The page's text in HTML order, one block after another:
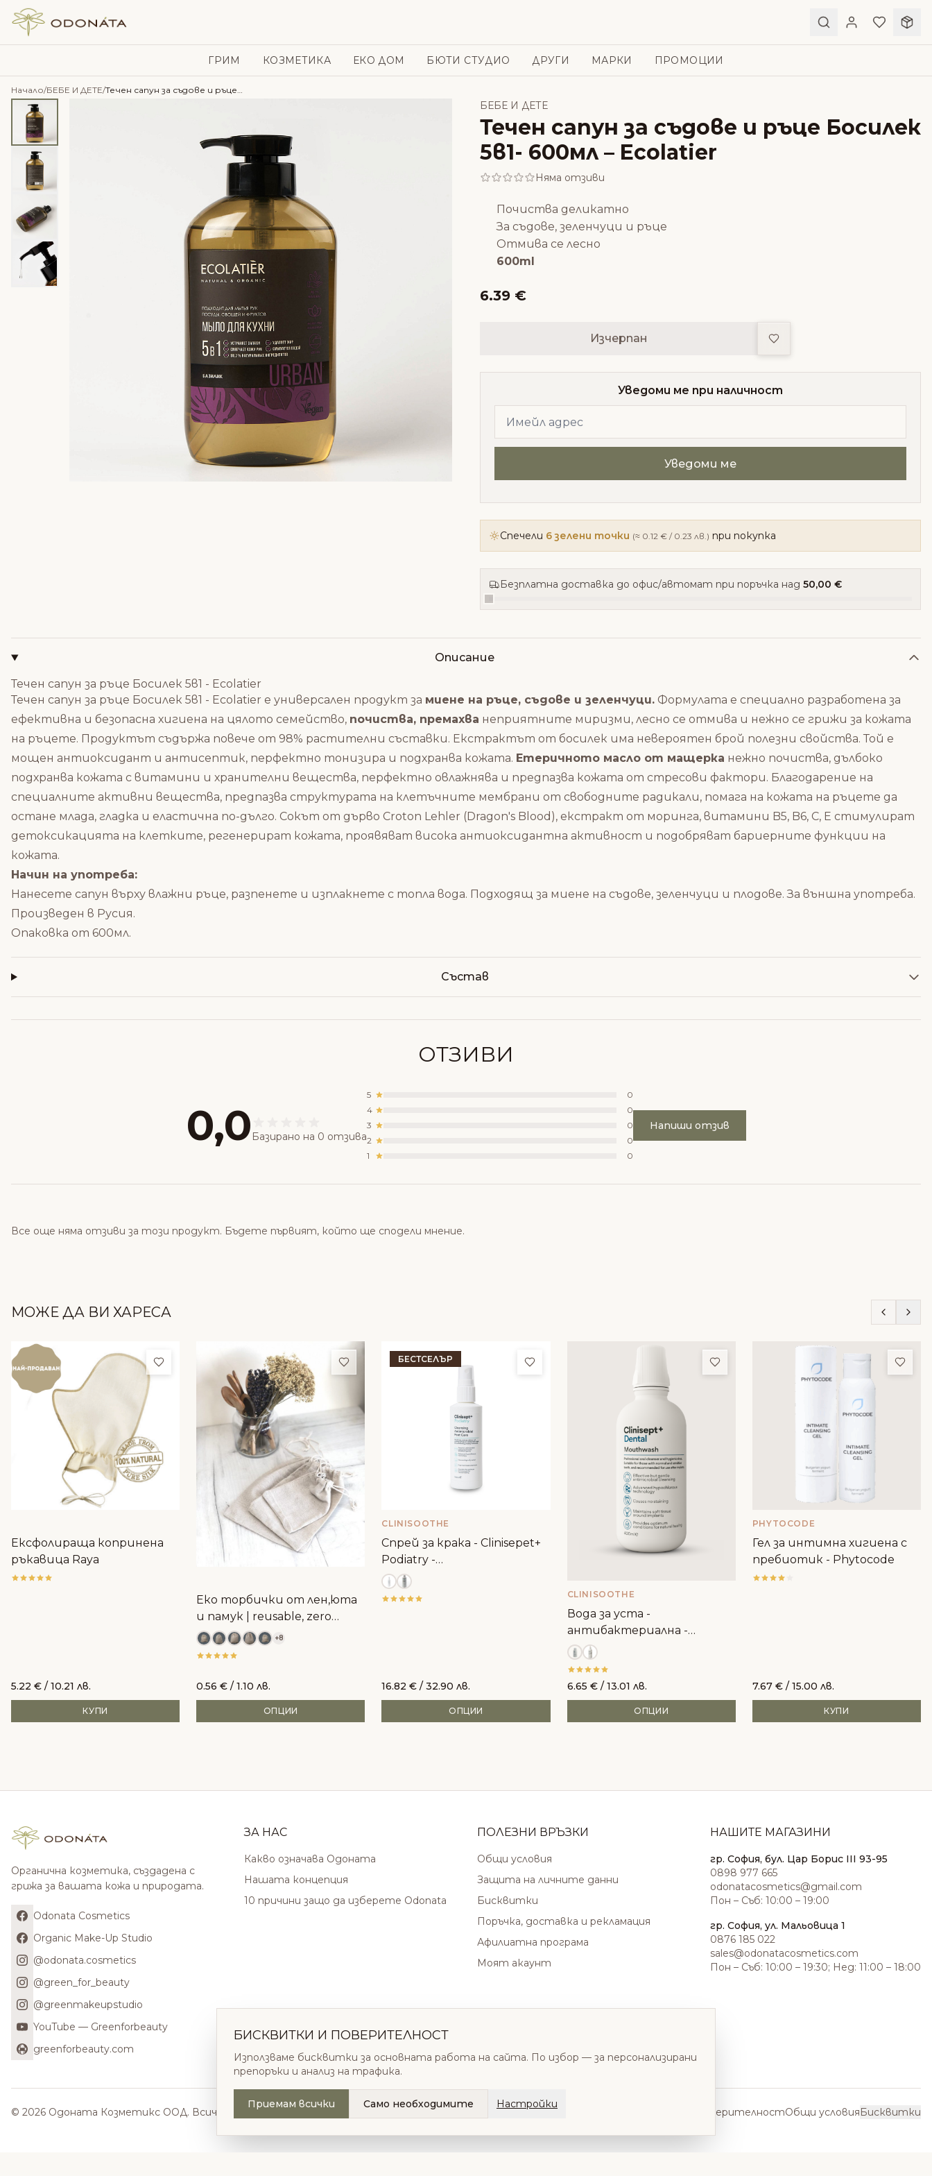
Skip to content
ГРИМ КОЗМЕТИКА ЕКО ДОМ БЮТИ СТУДИО ДРУГИ МАРКИ ПРОМОЦИИ
Начало/БЕБЕ И ДЕТЕ/ Течен сапун за съдове и ръце Босилек 5в1- 600мл – Ecolatier
БЕБЕ И ДЕТЕ
Течен сапун за съдове и ръце Босилек
5в1- 600мл – Ecolatier
Няма отзиви
Почиства деликатно
За съдове, зеленчуци и ръце
Отмива се лесно
600ml
6.39 €
Изчерпан Добави в любими
Уведоми ме при наличност
Спечели 6 зелени точки (≈ 0.12 € / 0.23 лв.) при покупка
Безплатна доставка до офис/автомат при поръчка над 50,00 €
Описание
Течен сапун за ръце Босилек 5в1 - Ecolatier
Течен сапун за ръце Босилек 5в1 - Ecolatier е универсален продукт за миене на ръце, съдове и зеленчуци. Формулата е специално разработена за
ефективна и безопасна хигиена на цялото семейство, почиства, премахва неприятните миризми, лесно се отмива и нежно се грижи за кожата
на ръцете. Продуктът съдържа повече от 98% растителни съставки. Екстрактът от босилек има невероятен брой полезни свойства. Той е
мощен антиоксидант и антисептик, перфектно тонизира и подхранва кожата. Етеричното масло от мащерка нежно почиства, дълбоко
подхранва кожата с витамини и хранителни вещества, перфектно овлажнява и предпазва кожата от стресови фактори. Благодарение на
специалните активни вещества, предпазва структурата на клетъчните мембрани от свободните радикали, помага на кожата на ръцете да
остане млада, гладка и еластична по-дълго. Сокът от дърво Croton Lehler (Dragon's Blood), екстракт от моринга, витамини B5, B6, C, E стимулират
детоксикацията на клетките, регенерират кожата, проявяват висока антиоксидантна активност и подобряват бариерните функции на
кожата.
Начин на употреба:
Нанесете сапун върху влажни ръце, разпенете и изплакнете с топла вода. Подходящ за миене на съдове, зеленчуци и плодове. За външна употреба.
Произведен в Русия.
Опаковка от 600мл.
Състав
ОТЗИВИ
0,0 Базирано на 0 отзива
5
0
4
0
3
0
2
0
1
0
Напиши отзив
Все още няма отзиви за този продукт. Бъдете първият, който ще сподели мнение.
МОЖЕ ДА ВИ ХАРЕСА
Добави в любими
Ексфолираща копринена
ръкавица Raya
5.22 € / 10.21 лв.
КУПИ
Добави в любими
Еко торбички от лен,юта
и памук | reusable, zero
waste
+8
0.56€ / 1.10 лв.
ОПЦИИ
БЕСТСЕЛЪР Добави в любими
CLINISOOTHE
Спрей за крака - Clinisepet+
Podiatry -
антибактериален
16.82€ / 32.90 лв.
ОПЦИИ
Добави в любими
CLINISOOTHE
Вода за уста -
антибактериална -
Clinisepet+ Dental
6.65 €/ 13.01 лв.
ОПЦИИ
PHYTOCODE
Гел за интимна хигиена с
пребиотик - Phytocode
7.67 €/ 15.00 лв.
КУПИ
Органична козметика, създадена с
грижа за вашата кожа и природата.
Odonata Cosmetics
Organic Make-Up Studio
@odonata.cosmetics
@green_for_beauty
@greenmakeupstudio
YouTube — Greenforbeauty
greenforbeauty.com
ЗА НАС
Какво означава Одоната
Нашата концепция
10 причини защо да изберете Odonata
ПОЛЕЗНИ ВРЪЗКИ
Общи условия
Защита на личните данни
Бисквитки
Поръчка, доставка и рекламация
Афилиатна програма
Моят акаунт
НАШИТЕ МАГАЗИНИ
гр. София, бул. Цар Борис III 93-95
0898 977 665
odonatacosmetics@gmail.com
Пон – Съб: 10:00 – 19:00
гр. София, ул. Мальовица 1
0876 185 022
sales@odonatacosmetics.com
Пон – Съб: 10:00 – 19:30; Нед: 11:00 – 18:00
© 2026 Одоната Козметикс ООД. Всички права запазени. Политика за поверителностОбщи условияБисквитки
БИСКВИТКИ И ПОВЕРИТЕЛНОСТ
Използваме бисквитки за основната работа на сайта. По избор — за персонализирани
препоръки и анализ на трафика.
Приемам всички Само необходимите Настройки